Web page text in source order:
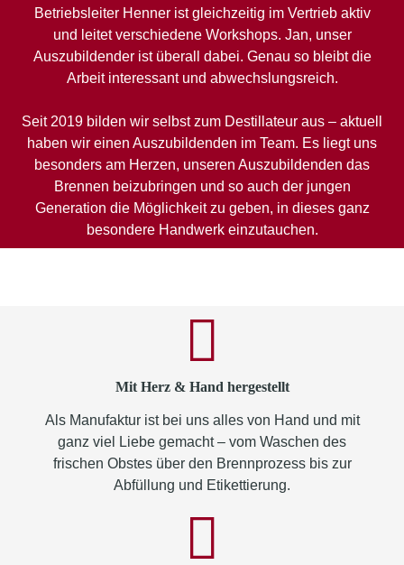
Betriebsleiter Henner ist gleichzeitig im Vertrieb aktiv
und leitet verschiedene Workshops. Jan, unser
Auszubildender ist überall dabei. Genau so bleibt die
Arbeit interessant und abwechslungsreich.
Seit 2019 bilden wir selbst zum Destillateur aus – aktuell
haben wir einen Auszubildenden im Team. Es liegt uns
besonders am Herzen, unseren Auszubildenden das
Brennen beizubringen und so auch der jungen
Generation die Möglichkeit zu geben, in dieses ganz
besondere Handwerk einzutauchen.
Mit Herz & Hand hergestellt
Als Manufaktur ist bei uns alles von Hand und mit
ganz viel Liebe gemacht – vom Waschen des
frischen Obstes über den Brennprozess bis zur
Abfüllung und Etikettierung.